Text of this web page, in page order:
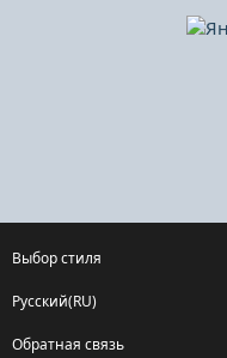
Выбор стиля
Русский(RU)
Обратная связь